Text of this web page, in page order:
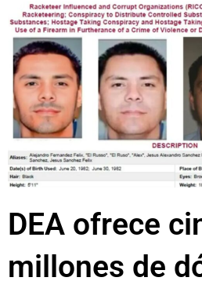
DEA ofrece
millones de